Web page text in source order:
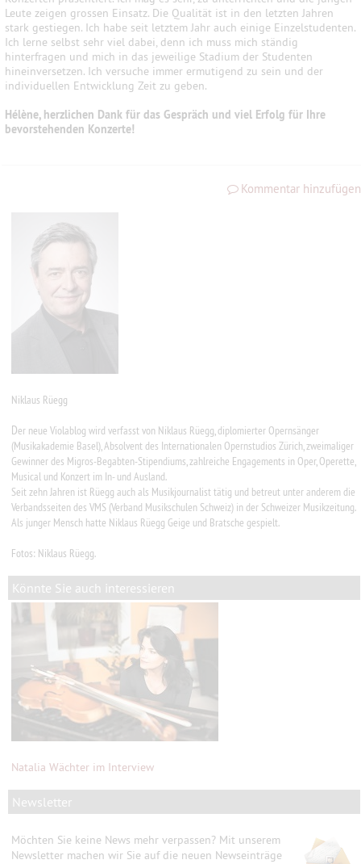
Leute zeigen grossen Einsatz. Die Qualität ist in den letzten Jahren
stark gestiegen. Ich habe seit letztem Jahr auch einige Einzelstudenten.
Ich lerne selbst sehr viel dabei, denn ich muss mich ständig
hinterfragen und mich in das jeweilige Stadium der Studenten
hineinversetzen. Ich versuche immer ermutigend zu sein und der
individuellen Entwicklung Zeit zu geben.
Hélène, herzlichen Dank für das Gespräch und viel Erfolg für Ihre
bevorstehenden Konzerte!
Kommentar hinzufügen
Niklaus Rüegg
Der neue Violablog wird verfasst von Niklaus Rüegg, diplomierter Opernsänger
(Musikakademie Basel), Absolvent des Internationalen Opernstudios Zürich, zweimaliger
Gewinner des Migros-Begabten-Stipendiums, zahlreiche Engagements in Oper, Operette,
Musical und Konzert im In- und Ausland.
Seit zehn Jahren ist Rüegg auch als Musikjournalist tätig und betreut unter anderem die
Verbandsseiten des VMS (Verband Musikschulen Schweiz) in der Schweizer Musikzeitung.
Als junger Mensch hatte Niklaus Rüegg Geige und Bratsche gespielt.
Fotos: Niklaus Rüegg.
Könnte Sie auch interessieren
Natalia Wächter im Interview
Newsletter
Möchten Sie keine News mehr verpassen? Mit unserem
Newsletter machen wir Sie auf die neuen Newseinträge